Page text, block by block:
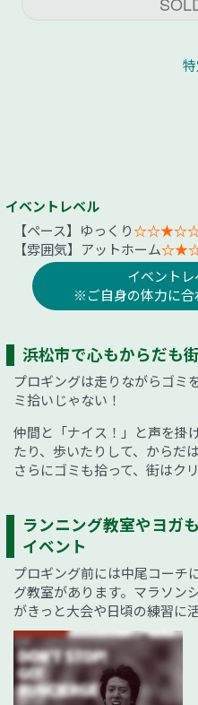
イベントレベル
【ペース】ゆっくり
【雰囲気】アットホーム
イベント
※ご自身の体力に合
浜松市で心もからだも
プロギングは走りながらゴミ
ミ拾いじゃない！
仲間と「ナイス！」と声を掛
たり、歩いたりして、からだ
さらにゴミも拾って、街はク
ランニング教室やヨガ
イベント
プロギング前には中尾コーチ
グ教室があります。マラソン
がきっと大会や日頃の練習に